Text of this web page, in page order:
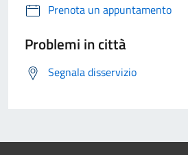
Prenota un appuntamento
Problemi in città
Segnala disservizio